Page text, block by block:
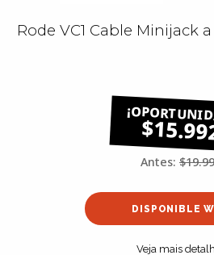
Rode VC1 Cable Minijack
Antes:
DISPONIBLE
Veja mais